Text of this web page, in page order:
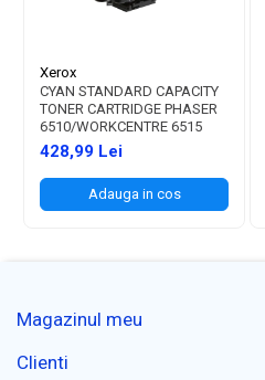
Xerox
CYAN STANDARD CAPACITY
TONER CARTRIDGE PHASER
6510/WORKCENTRE 6515
428,99 Lei
Adauga in cos
Magazinul meu
Clienti